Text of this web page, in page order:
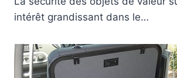
intérêt grandissant dans le…